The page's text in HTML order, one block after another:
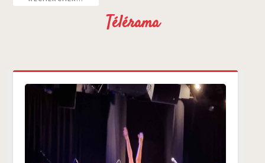
Télérama